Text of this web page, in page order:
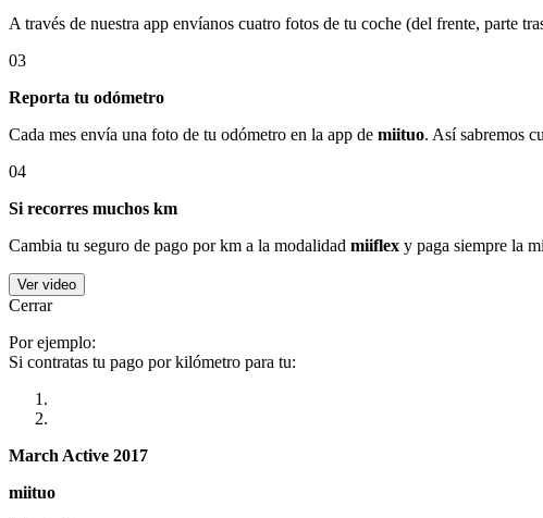
A través de nuestra app envíanos cuatro fotos de tu coche (del frente, parte
03
Reporta tu odómetro
Cada mes envía una foto de tu odómetro en la app de miituo. Así sabremos
04
Si recorres muchos km
Cambia tu seguro de pago por km a la modalidad miiflex y paga siempre la
Ver video
Cerrar
Por ejemplo:
Si contratas tu pago por kilómetro para tu:
March Active 2017
miituo